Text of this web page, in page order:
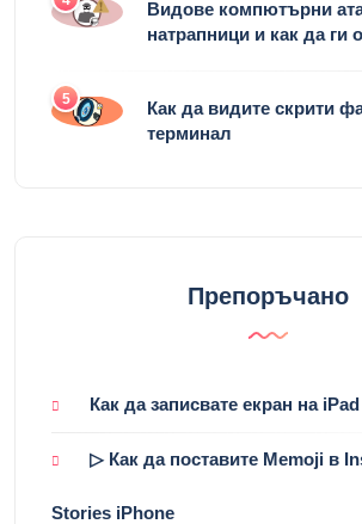
Видове компютърни
натрапници и как да ги
5
Как да видите скрити
терминал
Препоръчано
Как да записвате екран на
▷ Как да поставите Memoji в
Stories iPhone